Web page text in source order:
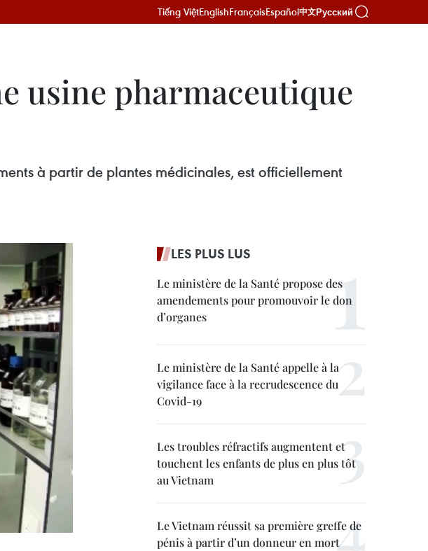
Tiếng ViệtEnglishFrançaisEspañol中文Русский
usine pharmaceutique
à partir de plantes médicinales, est officiellement
LES PLUS LUS
Le ministère de la Santé propose des
amendements pour promouvoir le don
d’organes
Le ministère de la Santé appelle à la
vigilance face à la recrudescence du
Covid-19
Les troubles réfractifs augmentent et
touchent les enfants de plus en plus tôt
au Vietnam
Le Vietnam réussit sa première greffe de
pénis à partir d’un donneur en mort